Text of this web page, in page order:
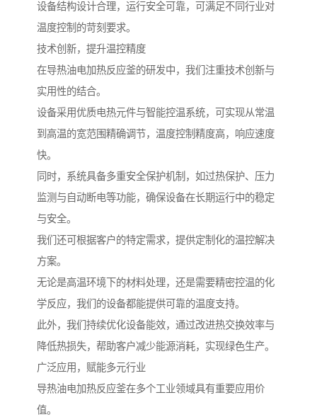
设备结构设计合理，运行安全可靠，可满足不同行业对
温度控制的苛刻要求。
技术创新，提升温控精度
在导热油电加热反应釜的研发中，我们注重技术创新与
实用性的结合。
设备采用优质电热元件与智能控温系统，可实现从常温
到高温的宽范围精确调节，温度控制精度高，响应速度
快。
同时，系统具备多重安全保护机制，如过热保护、压力
监测与自动断电等功能，确保设备在长期运行中的稳定
与安全。
我们还可根据客户的特定需求，提供定制化的温控解决
方案。
无论是高温环境下的材料处理，还是需要精密控温的化
学反应，我们的设备都能提供可靠的温度支持。
此外，我们持续优化设备能效，通过改进热交换效率与
降低热损失，帮助客户减少能源消耗，实现绿色生产。
广泛应用，赋能多元行业
导热油电加热反应釜在多个工业领域具有重要应用价
值。